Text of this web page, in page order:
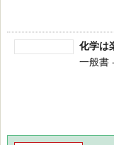
化学は
一般書